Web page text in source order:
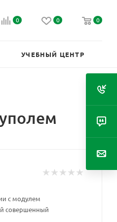
0 0 0
УЧЕБНЫЙ ЦЕНТР
с модулем
совершенный